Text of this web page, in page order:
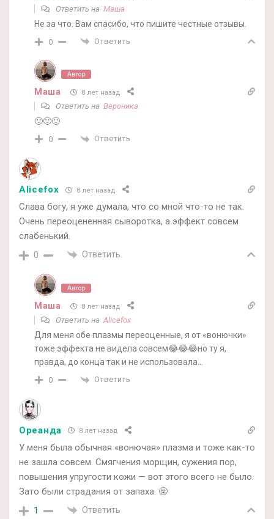
Ответить на Маша
Не за что. Вам спасибо, что пишите честные отзывы.
0 Ответить
Автор
Маша 8 лет назад
Ответить на Вероника
🙂🙂🙂
0 Ответить
Alicefox 8 лет назад
Слава богу, я уже думала, что со мной что-то не так.
Очень переоцененная сыворотка, а эффект совсем
слабенький.
0 Ответить
Автор
Маша 8 лет назад
Ответить наAlicefox
Для меня обе плазмы переоценные, я от «вонючки»
тоже эффекта не видела совсем😂😂😂но ту я,
правда, до конца так и не использовала…
0 Ответить
Ореанда 8 лет назад
У меня была обычная «вонючая» плазма и тоже как-то
не зашла совсем. Смягчения морщин, сужения пор,
повышения упругости кожи — вот этого всего не было.
Зато были страдания от запаха. 🤬
1 Ответить